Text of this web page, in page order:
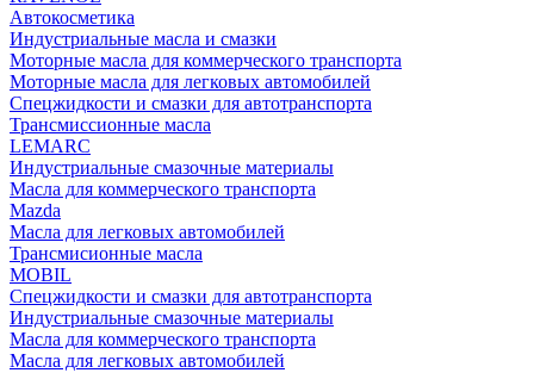
Автокосметика
Индустриальные масла и смазки
Моторные масла для коммерческого транспорта
Моторные масла для легковых автомобилей
Спецжидкости и смазки для автотранспорта
Трансмиссионные масла
LEMARC
Индустриальные смазочные материалы
Масла для коммерческого транспорта
Mazda
Масла для легковых автомобилей
Трансмисионные масла
MOBIL
Cпецжидкости и смазки для автотранспорта
Индустриальные смазочные материалы
Масла для коммерческого транспорта
Масла для легковых автомобилей